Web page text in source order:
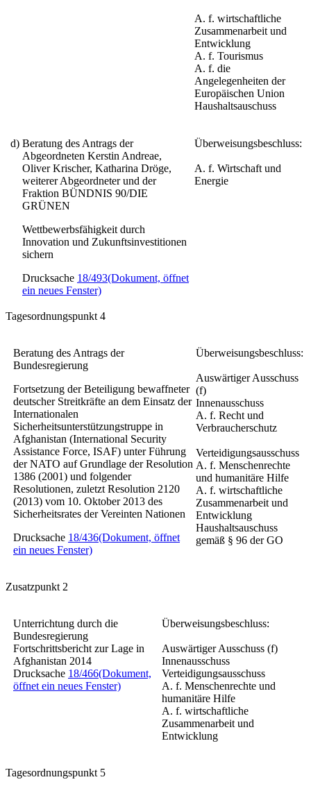
A. f. wirtschaftliche
Zusammenarbeit und
Entwicklung
A. f. Tourismus
A. f. die
Angelegenheiten der
Europäischen Union
Haushaltsauschuss
d) Beratung des Antrags der
Abgeordneten Kerstin Andreae,
Oliver Krischer, Katharina Dröge,
weiterer Abgeordneter und der
Fraktion BÜNDNIS 90/DIE
GRÜNEN
Wettbewerbsfähigkeit durch
Innovation und Zukunftsinvestitionen
sichern
Drucksache 18/493(Dokument, öffnet
ein neues Fenster)
Überweisungsbeschluss:
A. f. Wirtschaft und
Energie
Tagesordnungspunkt 4
Beratung des Antrags der
Bundesregierung
Fortsetzung der Beteiligung bewaffneter
deutscher Streitkräfte an dem Einsatz der
Internationalen
Sicherheitsunterstützungstruppe in
Afghanistan (International Security
Assistance Force, ISAF) unter Führung
der NATO auf Grundlage der Resolution
1386 (2001) und folgender
Resolutionen, zuletzt Resolution 2120
(2013) vom 10. Oktober 2013 des
Sicherheitsrates der Vereinten Nationen
Drucksache 18/436(Dokument, öffnet
ein neues Fenster)
Überweisungsbeschluss:
Auswärtiger Ausschuss
(f)
Innenausschuss
A. f. Recht und
Verbraucherschutz
Verteidigungsausschuss
A. f. Menschenrechte
und humanitäre Hilfe
A. f. wirtschaftliche
Zusammenarbeit und
Entwicklung
Haushaltsauschuss
gemäß § 96 der GO
Zusatzpunkt 2
Unterrichtung durch die
Bundesregierung
Fortschrittsbericht zur Lage in
Afghanistan 2014
Drucksache 18/466(Dokument,
öffnet ein neues Fenster)
Überweisungsbeschluss:
Auswärtiger Ausschuss (f)
Innenausschuss
Verteidigungsausschuss
A. f. Menschenrechte und
humanitäre Hilfe
A. f. wirtschaftliche
Zusammenarbeit und
Entwicklung
Tagesordnungspunkt 5